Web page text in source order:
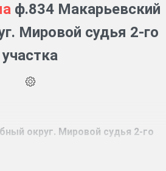
ф.834 Макарьевский
Мировой судья 2-го
участка
округ. Мировой судья 2-го